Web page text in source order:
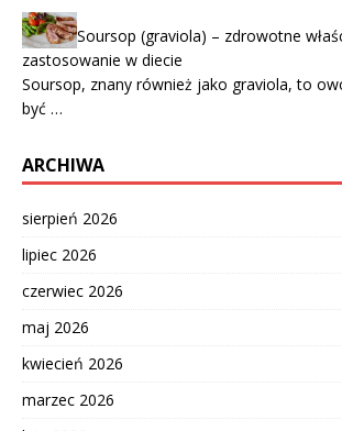
Soursop (graviola) – zdrowotne
zastosowanie w diecie
Soursop, znany również jako graviola, to
być …
ARCHIWA
sierpień 2026
lipiec 2026
czerwiec 2026
maj 2026
kwiecień 2026
marzec 2026